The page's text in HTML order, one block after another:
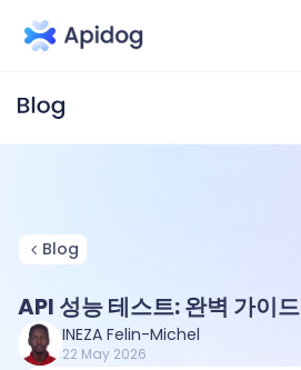
Blog
API 성능 테스트: 완벽 가이드
INEZA Felin-Michel
22 May 2026